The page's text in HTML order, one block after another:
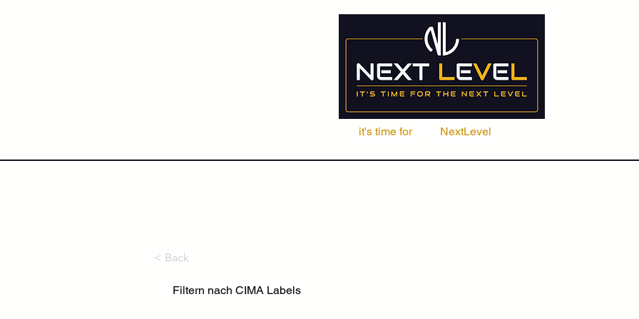
it's time for NextLevel
< Back
Filtern nach CIMA Labels